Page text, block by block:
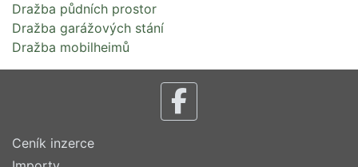
Dražba půdních prostor
Dražba garážových stání
Dražba mobilheimů
Ceník inzerce